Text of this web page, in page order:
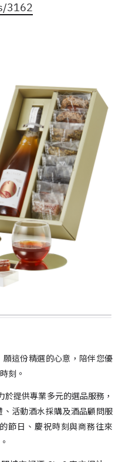
3162
這份精選的心意，陪伴您優
刻。
提供專業多元的選品服務，
活動酒水採購及酒品顧問服
節日、慶祝時刻與商務往來